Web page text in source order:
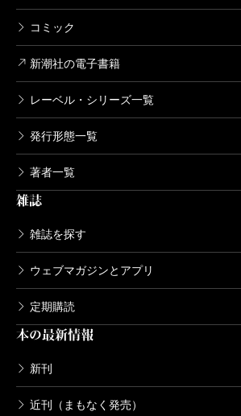
コミック
新潮社の電子書籍
レーベル・シリーズ一覧
発行形態一覧
著者一覧
雑誌
雑誌を探す
ウェブマガジンとアプリ
定期購読
本の最新情報
新刊
近刊（まもなく発売）